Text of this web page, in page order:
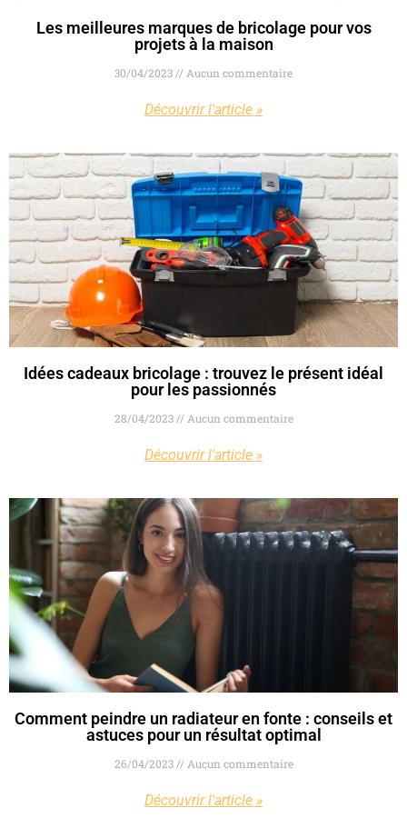
Les meilleures marques de bricolage pour vos
projets à la maison
30/04/2023 Aucun commentaire
Découvrir l'article »
Idées cadeaux bricolage : trouvez le présent idéal
pour les passionnés
28/04/2023 Aucun commentaire
Découvrir l'article »
Comment peindre un radiateur en fonte : conseils et
astuces pour un résultat optimal
26/04/2023 Aucun commentaire
Découvrir l'article »